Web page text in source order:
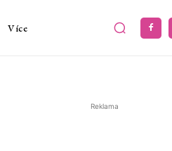
Více
Reklama